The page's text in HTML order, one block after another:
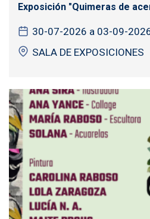
Exposición "Quimeras de
30-07-2026 a 03-09-
SALA DE EXPOSICIONES